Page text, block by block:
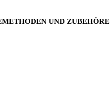
UND ZUBEHÖRE